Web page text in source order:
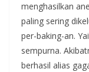
menghasilkan
paling sering
per-baking-an.
sempurna.
berhasil alias